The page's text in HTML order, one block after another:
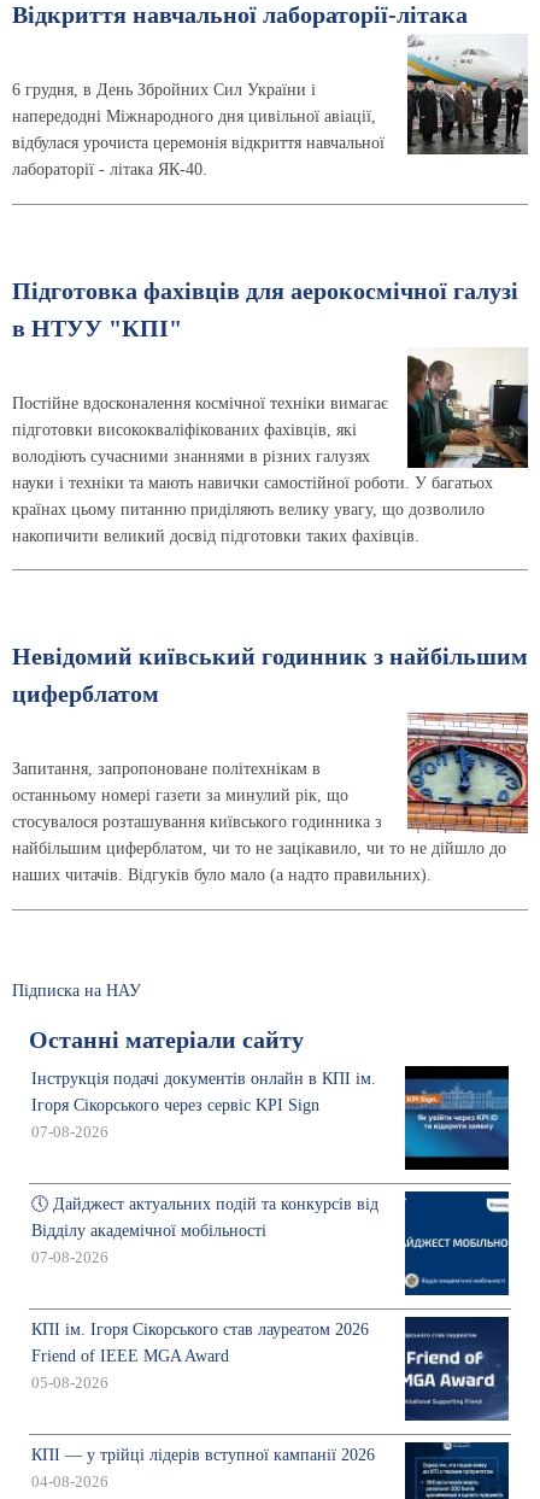
Відкриття навчальної лабораторії-літака
6 грудня, в День Збройних Сил України і
напередодні Міжнародного дня цивільної авіації,
відбулася урочиста церемонія відкриття навчальної
лабораторії - літака ЯК-40.
Підготовка фахівців для аерокосмічної галузі
в НТУУ "КПІ"
Постійне вдосконалення космічної техніки вимагає
підготовки висококваліфікованих фахівців, які
володіють сучасними знаннями в різних галузях
науки і техніки та мають навички самостійної роботи. У багатьох
країнах цьому питанню приділяють велику увагу, що дозволило
накопичити великий досвід підготовки таких фахівців.
Невідомий київський годинник з найбільшим
циферблатом
Запитання, запропоноване політехнікам в
останньому номері газети за минулий рік, що
стосувалося розташування київського годинника з
найбільшим циферблатом, чи то не зацікавило, чи то не дійшло до
наших читачів. Відгуків було мало (а надто правильних).
Підписка на НАУ
Останні матеріали сайту
Інструкція подачі документів онлайн в КПІ ім.
Ігоря Сікорського через сервіс KPI Sign
07-08-2026
🕔 Дайджест актуальних подій та конкурсів від
Відділу академічної мобільності
07-08-2026
КПІ ім. Ігоря Сікорського став лауреатом 2026
Friend of IEEE MGA Award
05-08-2026
КПІ — у трійці лідерів вступної кампанії 2026
04-08-2026